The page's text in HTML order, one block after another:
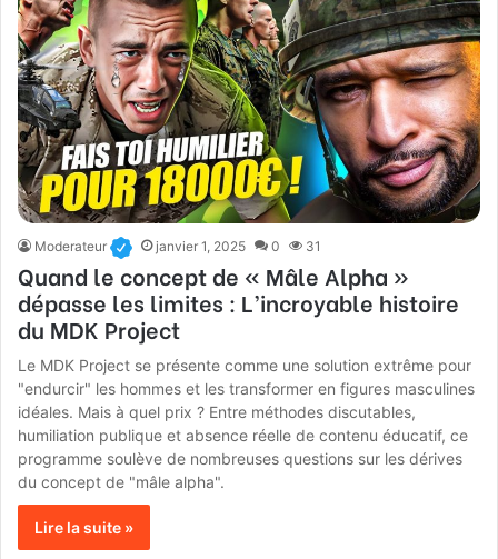
Moderateur janvier 1, 2025 0 31
Quand le concept de « Mâle Alpha »
dépasse les limites : L’incroyable histoire
du MDK Project
Le MDK Project se présente comme une solution extrême pour
"endurcir" les hommes et les transformer en figures masculines
idéales. Mais à quel prix ? Entre méthodes discutables,
humiliation publique et absence réelle de contenu éducatif, ce
programme soulève de nombreuses questions sur les dérives
du concept de "mâle alpha".
Lire la suite »